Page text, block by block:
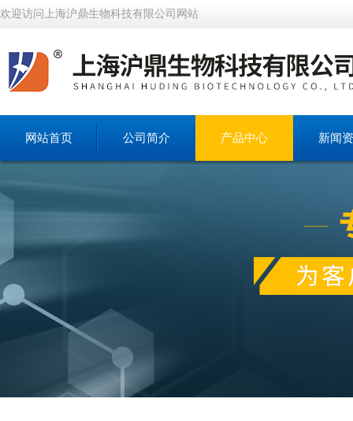
欢迎访问上海沪鼎生物科技有限公司网站
网站首页 公司简介 产品中心 新闻